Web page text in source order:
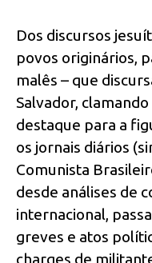
Dos discursos
povos originários,
malês – que
Salvador,
destaque para a
os jornais diários
Comunista
desde análises de
internacional,
greves e atos
charges de